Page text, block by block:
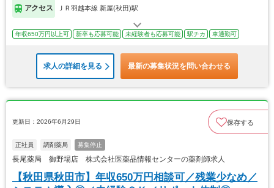
アクセス ＪＲ羽越本線 新屋(秋田)駅
年収650万円以上可 新卒も応募可能 未経験者も応募可能 駅チカ 車通勤可
求人の詳細を見る 最新の募集状況を問い合わせる
更新日：2026年6月29日 保存する
正社員 調剤薬局 募集停止
長尾薬局 御野場店 株式会社医薬品情報センターの薬剤師求人
【秋田県秋田市】年収650万円相談可／残業少なめ／